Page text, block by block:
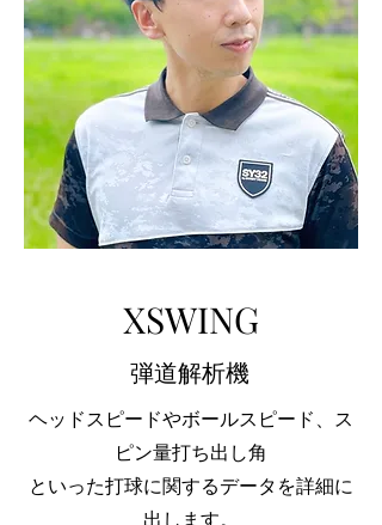
XSWING
​弾道解析機
ヘッドスピードやボールスピード、ス
ピン量打ち出し角
​といった打球に関するデータを詳細に
出します。